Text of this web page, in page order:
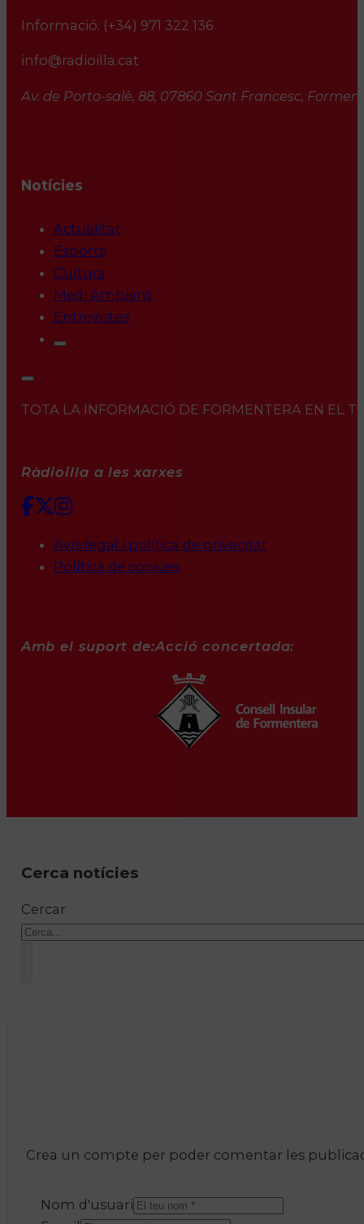
Informació: (+34) 971 322 136
info@radioilla.cat
Av. de Porto-salè, 88, 07860 Sant Francesc,
Notícies
Actualitat
Esports
Cultura
Medi Ambient
Entrevistes
TOTA LA INFORMACIÓ DE FORMENTERA EN EL
Ràdioilla a les xarxes
Avís legal i política de privacitat
Política de cookies
Amb el suport de:Acció concertada:
Cerca notícies
Cercar
Crea un compte per poder comentar les
Nom d'usuari